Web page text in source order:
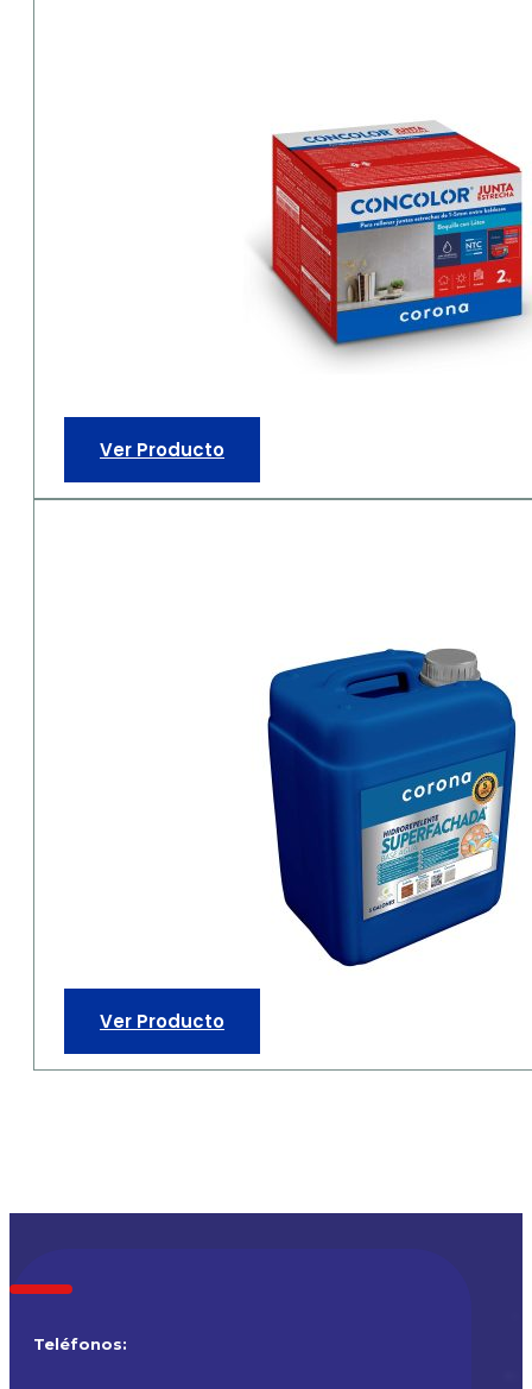
Ver Producto
Ver Producto
Teléfonos: